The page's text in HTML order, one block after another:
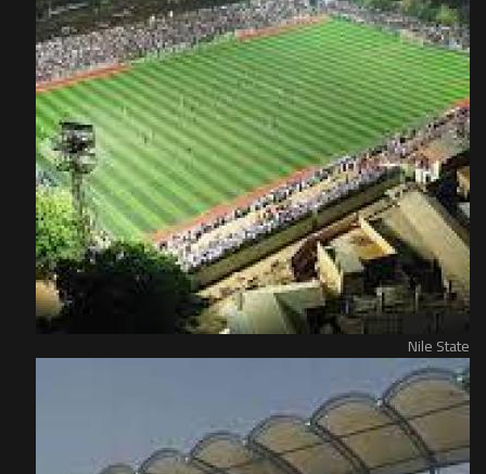
Nile State